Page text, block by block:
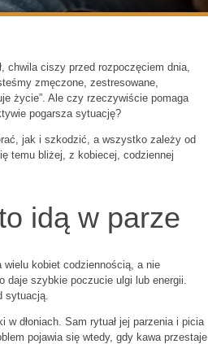
chwila ciszy przed rozpoczęciem dnia,
zmęczone, zestresowane,
życie”. Ale czy rzeczywiście pomaga
pogarsza sytuację?
jak i szkodzić, a wszystko zależy od
temu bliżej, z kobiecej, codziennej
idą w parze
kobiet codziennością, a nie
szybkie poczucie ulgi lub energii.
sytuacją.
dłoniach. Sam rytuał jej parzenia i picia
pojawia się wtedy, gdy kawa przestaje